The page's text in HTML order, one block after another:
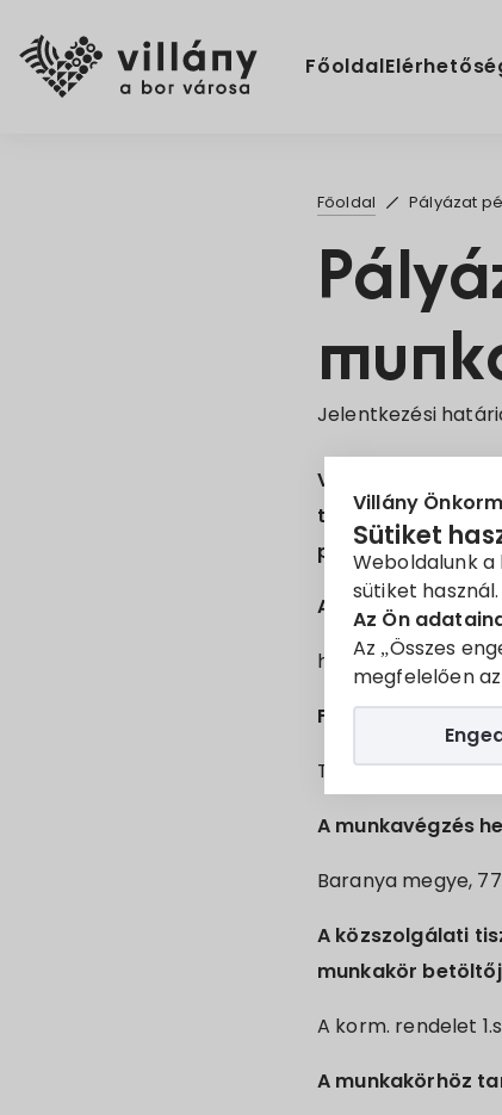
Villány
Sütiket
Weboldalunk
sütiket használ.
Az Ön
Az „Összes
megfelelően
Főoldal
Főoldal Pályázat
Jelentkezési
Villányi Közös
törvény 45. § (1)
pénzügyi
A közszolgálati
határozatlan idejű
Foglalkoztatás
Teljes munkaidő
A munkavégzés
Baranya megye,
A közszolgálati
munkakör
A korm. rendelet
A munkakörhöz